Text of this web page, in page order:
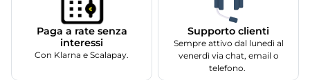
Paga a rate senza
interessi
Con Klarna e Scalapay.
Supporto clienti
Sempre attivo dal lunedì al
venerdì via chat, email o
telefono.